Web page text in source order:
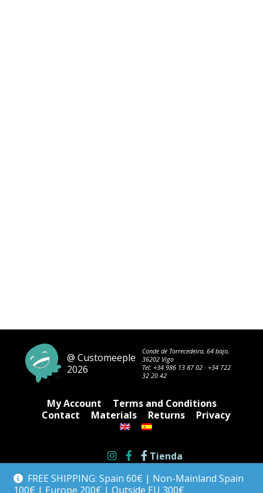
FREE SHIPPING: Spain 60€ | Non-Mainland Spain
100€ | Europe 200€ | Outside EU 300€
@ Customeeple
2026
Conde de Torrecedeira, 64 bajo,
36202 Vigo
Tel: +34 986 13 87 02· +34 722
32 20 42
My Account
Terms and Conditions
Contact
Materials Returns Privacy
Tienda